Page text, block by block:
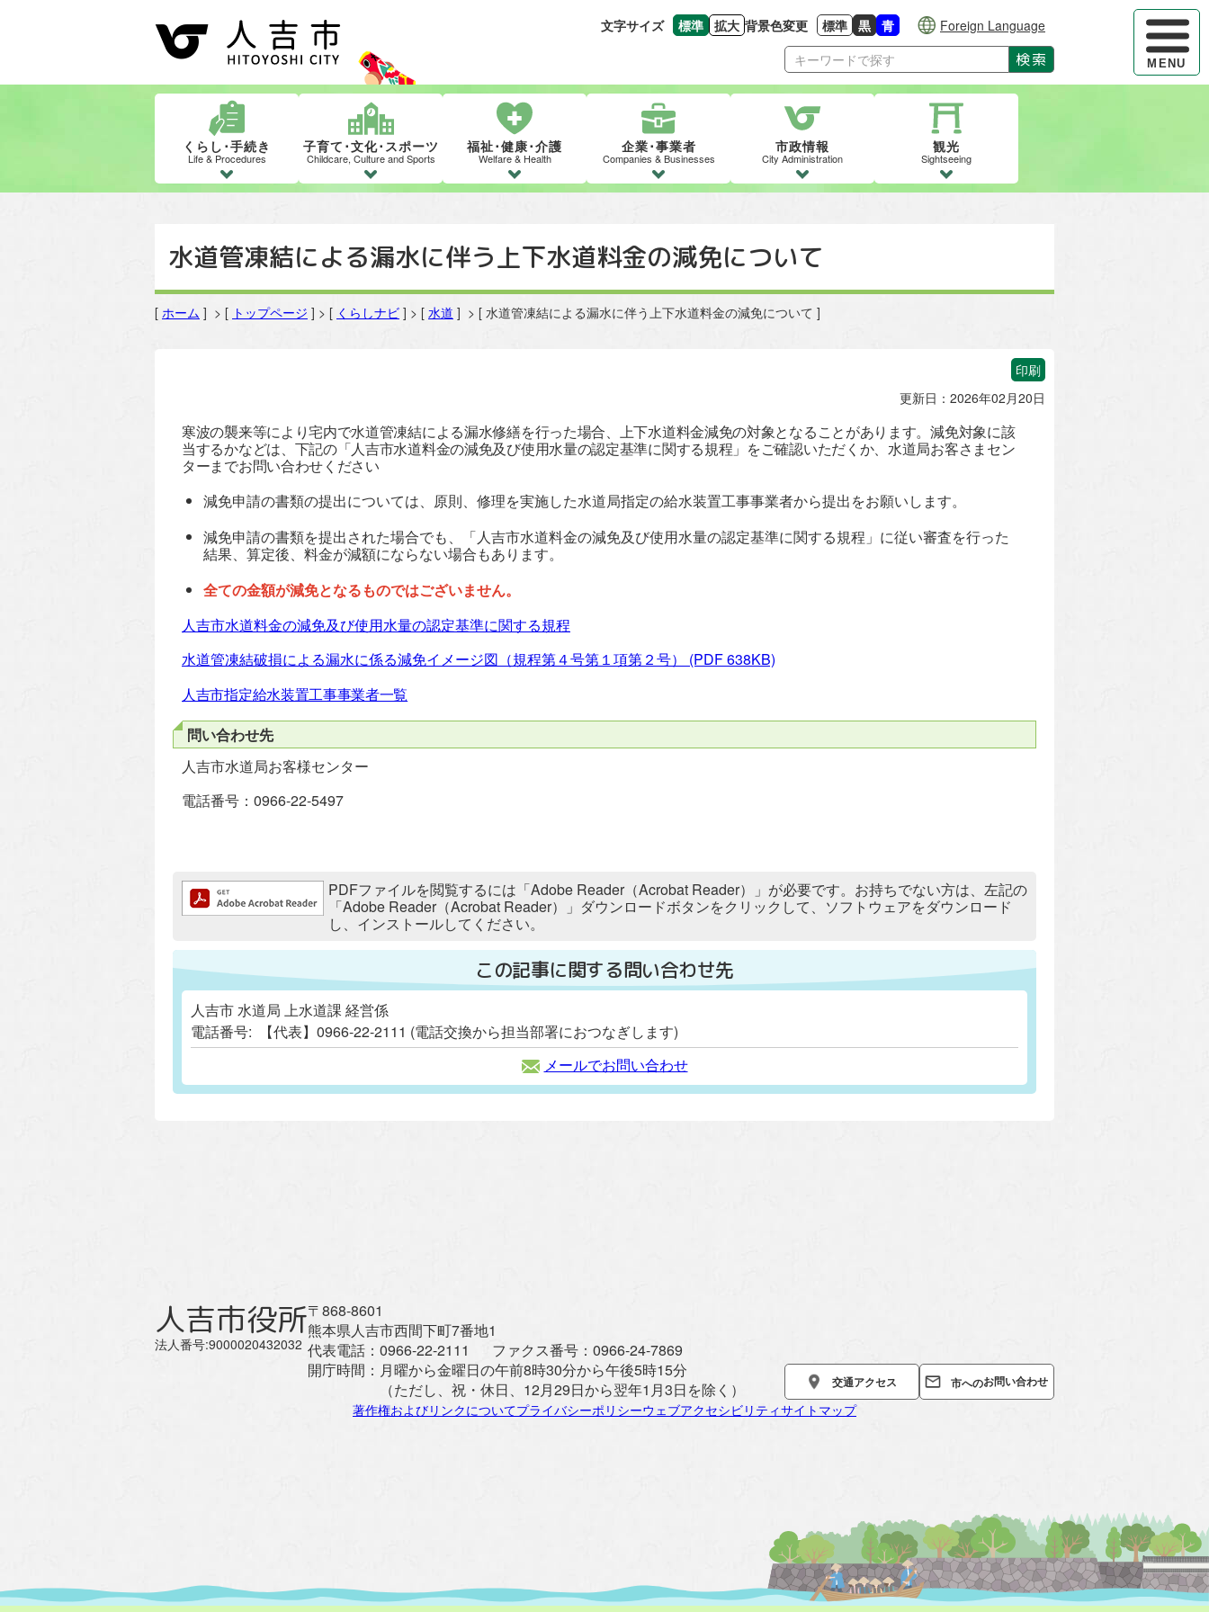
ハンバー
MENU
文字サイズ 標準
文字の大きさをもとの大きさに戻す
拡大
文字を大きくする
背景色変更 標準
背景色の変更：白
黒
背景色の変更：黒
青
背景色の変更：青
Foreign Language
検索
くらし･手続き
Life & Procedures
子育て･文化･スポーツ
Childcare, Culture and Sports
福祉･健康･介護
Welfare & Health
企業･事業者
Companies & Businesses
市政情報
City Administration
観光
Sightseeing
水道管凍結による漏水に伴う上下水道料金の減免について
[ ホーム ] > [ トップページ ] > [ くらしナビ ] > [ 水道 ] > [ 水道管凍結による漏水に伴う上下水道料金の減免について ]
印刷
更新日：2026年02月20日
寒波の襲来等により宅内で水道管凍結による漏水修繕を行った場合、上下水道料金減免の対象となることがあります。減免対象に該
当するかなどは、下記の「人吉市水道料金の減免及び使用水量の認定基準に関する規程」をご確認いただくか、水道局お客さまセン
ターまでお問い合わせください
減免申請の書類の提出については、原則、修理を実施した水道局指定の給水装置工事事業者から提出をお願いします。
減免申請の書類を提出された場合でも、「人吉市水道料金の減免及び使用水量の認定基準に関する規程」に従い審査を行った
結果、算定後、料金が減額にならない場合もあります。
全ての金額が減免となるものではございません。
人吉市水道料金の減免及び使用水量の認定基準に関する規程
水道管凍結破損による漏水に係る減免イメージ図（規程第４号第１項第２号）
(PDF 638KB)
人吉市指定給水装置工事事業者一覧
問い合わせ先
人吉市水道局お客様センター
電話番号：0966-22-5497
追加情報：PDFファイルPDFファイルを閲覧するには「Adobe Reader（Acrobat Reader）」が必要です。お持ちでない方は、左記の
「Adobe Reader（Acrobat Reader）」ダウンロードボタンをクリックして、ソフトウェアをダウンロード
し、インストールしてください。
この記事に関する問い合わせ先
人吉市 水道局 上水道課 経営係
電話番号:
【代表】0966-22-2111 (電話交換から担当部署におつなぎします)
メールでお問い合わせ
人吉市役所
法人番号:9000020432032
〒868-8601
熊本県人吉市西間下町7番地1
代表電話： 0966-22-2111 ファクス番号： 0966-24-7869
開庁時間： 月曜から金曜日の午前8時30分から午後5時15分
（ただし、祝・休日、12月29日から翌年1月3日を除く）
交通アクセス 市へのお問い合わせ
著作権およびリンクについてプライバシーポリシーウェブアクセシビリティサイトマップ